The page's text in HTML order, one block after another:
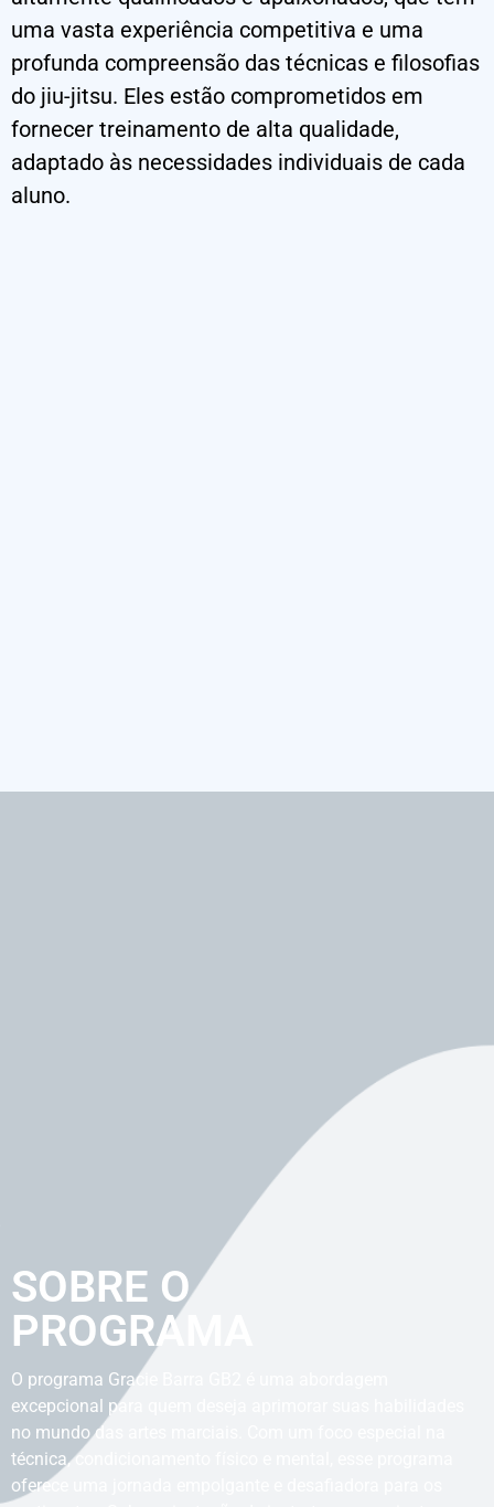
uma vasta experiência competitiva e uma
profunda compreensão das técnicas e filosofias
do jiu-jitsu. Eles estão comprometidos em
fornecer treinamento de alta qualidade,
adaptado às necessidades individuais de cada
aluno.
SOBRE O
PROGRAMA
O programa Gracie Barra GB2 é uma abordagem
excepcional para quem deseja aprimorar suas habilidades
no mundo das artes marciais. Com um foco especial na
técnica, condicionamento físico e mental, esse programa
oferece uma jornada empolgante e desafiadora para os